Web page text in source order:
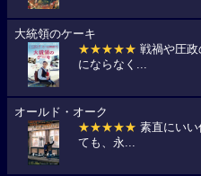
大統領のケーキ
★★★★★ 戦禍や圧
にならなく...
オールド・オーク
★★★★★ 素直にい
ても、永...